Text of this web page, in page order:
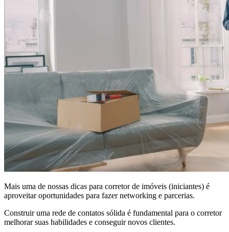
Mais uma de nossas dicas para corretor de imóveis (iniciantes) é
aproveitar oportunidades para fazer networking e parcerias.
Construir uma rede de contatos sólida é fundamental para o corretor
melhorar suas habilidades e conseguir novos clientes.